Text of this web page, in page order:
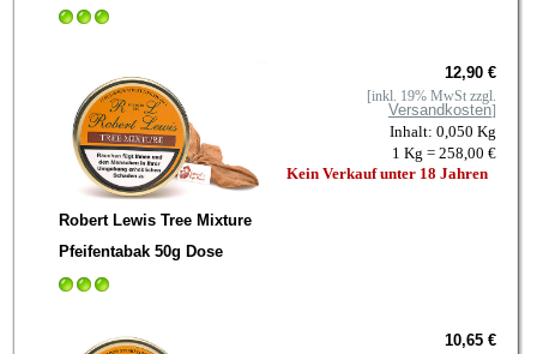
Robert Lewis Tree Mixture
Pfeifentabak 50g Dose
12,90 €
[inkl. 19% MwSt zzgl.
Versandkosten]
Inhalt: 0,050 Kg
1 Kg = 258,00 €
Kein Verkauf unter 18 Jahren
10,65 €